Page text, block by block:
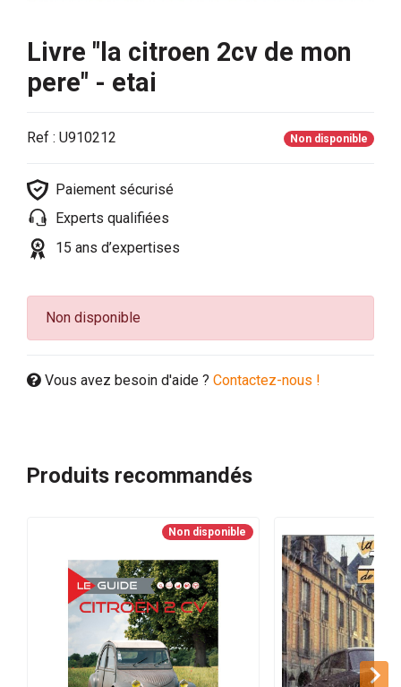
Livre "la citroen 2cv de mon
pere" - etai
Ref : U910212 Non disponible
Paiement sécurisé
Experts qualifiées
15 ans d’expertises
Non disponible
Vous avez besoin d'aide ? Contactez-nous !
Produits recommandés
Non disponible